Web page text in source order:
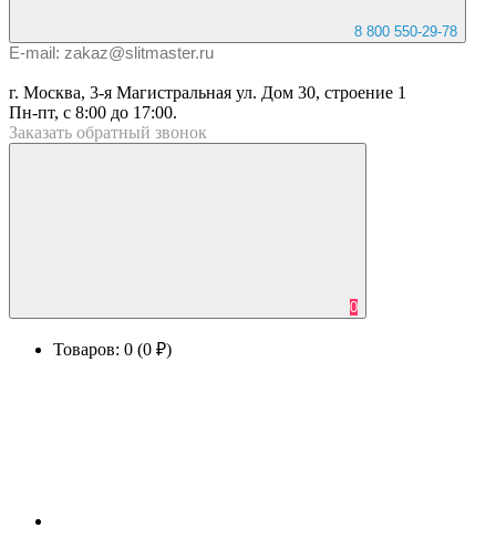
8 800 550-29-78
E-mail: zakaz@slitmaster.ru
г. Москва, 3-я Магистральная ул. Дом 30, строение 1
Пн-пт, с 8:00 до 17:00.
Заказать обратный звонок
0
Товаров: 0 (0 ₽)